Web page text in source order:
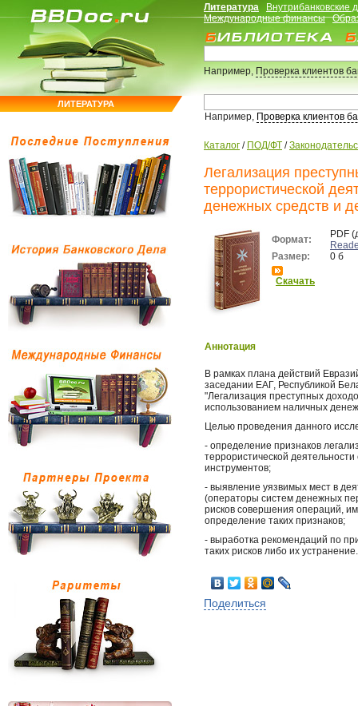
ЛИТЕРАТУРА
Литература
Внутрибанковские
Международные финансы
Например,Проверка клиентов
Например, Проверка клиентов
Каталог / ПОД/ФТ /
Легализация
террористической
денежных средств и
Формат:
PDF
Размер:
0 б
Скачать
Аннотация
В рамках плана действий
заседании ЕАГ, Республикой
"Легализация преступных
использованием наличных
Целью проведения данного
- определение признаков
террористической
инструментов;
- выявление уязвимых мест в
(операторы систем денежных
рисков совершения операций,
определение таких признаков;
- выработка рекомендаций по
таких рисков либо их устранение.
Поделиться